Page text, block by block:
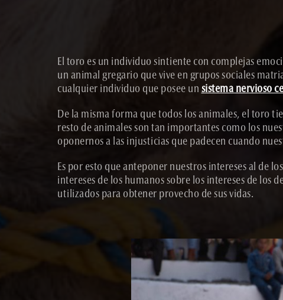
El toro es un individuo sintiente con complejas
un animal gregario que vive en grupos sociales
cualquier individuo que posee un sistema nervioso
De la misma forma que todos los animales, el toro
resto de animales son tan importantes como los
oponernos a las injusticias que padecen cuando
Es por esto que anteponer nuestros intereses al de
intereses de los humanos sobre los intereses de los
utilizados para obtener provecho de sus vidas.